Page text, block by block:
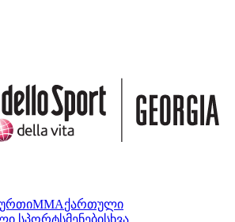
MMAქართული
სპორტსმენებისხვა